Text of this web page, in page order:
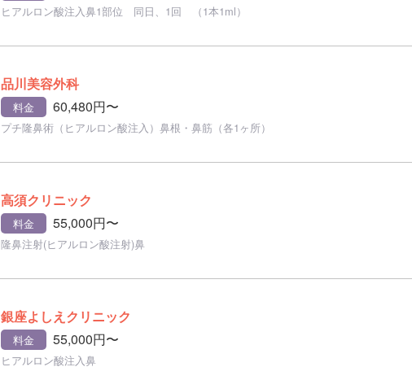
ヒアルロン酸注入鼻1部位 同日、1回 （1本1ml）
品川美容外科
料金 60,480円〜
プチ隆鼻術（ヒアルロン酸注入）鼻根・鼻筋（各1ヶ所）
高須クリニック
料金 55,000円〜
隆鼻注射(ヒアルロン酸注射)鼻
銀座よしえクリニック
料金 55,000円〜
ヒアルロン酸注入鼻